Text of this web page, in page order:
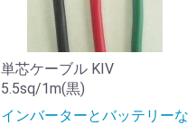
単芯ケーブル KIV
5.5sq/1m(黒)
インバーターとバッテリーな